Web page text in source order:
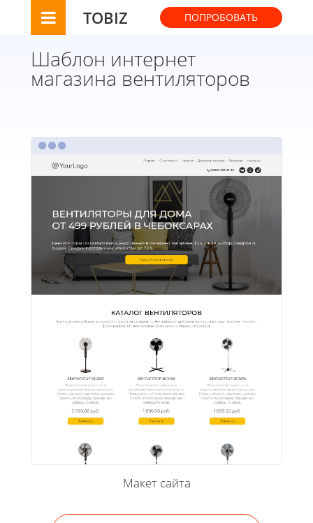
TOBIZ ПОПРОБОВАТЬ
Шаблон интернет
магазина вентиляторов
Макет сайта